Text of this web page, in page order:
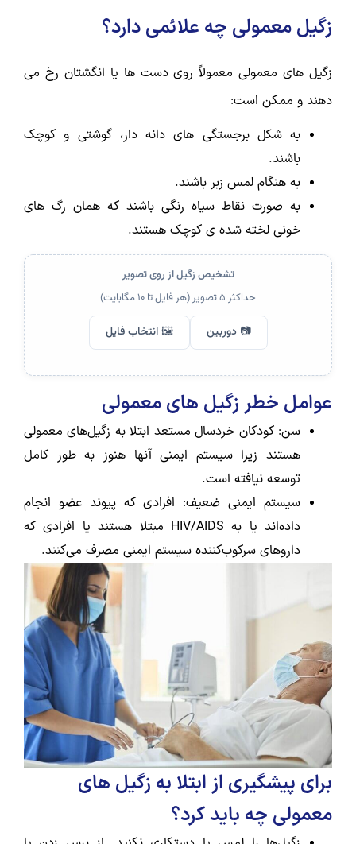
زگیل معمولی چه علائمی دارد؟
زگیل های معمولی معمولاً روی دست ها یا انگشتان رخ می
دهند و ممکن است:
به شکل برجستگی های دانه دار، گوشتی و کوچک
باشند.
به هنگام لمس زبر باشند.
به صورت نقاط سیاه رنگی باشند که همان رگ های
خونی لخته شده ی کوچک هستند.
تشخیص زگیل از روی تصویر
حداکثر ۵ تصویر (هر فایل تا ۱۰ مگابایت)
📷 دوربین 🖼️ انتخاب فایل
عوامل خطر زگیل های معمولی
سن: کودکان خردسال مستعد ابتلا به زگیل‌های معمولی
هستند زیرا سیستم ایمنی آنها هنوز به طور کامل
توسعه نیافته است.
سیستم ایمنی ضعیف: افرادی که پیوند عضو انجام
داده‌اند یا به HIV/AIDS مبتلا هستند یا افرادی که
داروهای سرکوب‌کننده سیستم ایمنی مصرف می‌کنند.
برای پیشگیری از ابتلا به زگیل های
معمولی چه باید کرد؟